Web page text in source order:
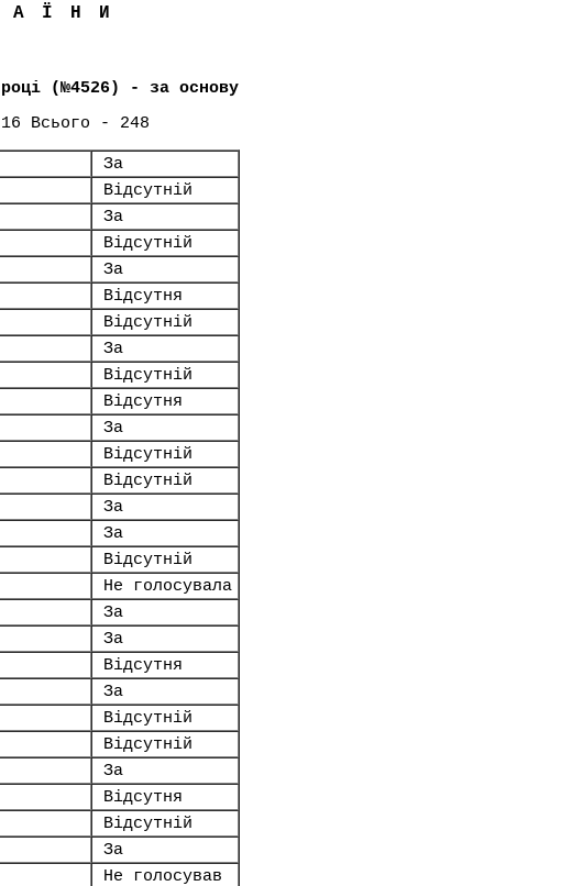
році (№4526) - за основу
Всього - 248
За
Відсутній
За
Відсутній
За
Відсутня
Відсутній
За
Відсутній
Відсутня
За
Відсутній
Відсутній
За
За
Відсутній
Не голосувала
За
За
Відсутня
За
Відсутній
Відсутній
За
Відсутня
Відсутній
За
Не голосував